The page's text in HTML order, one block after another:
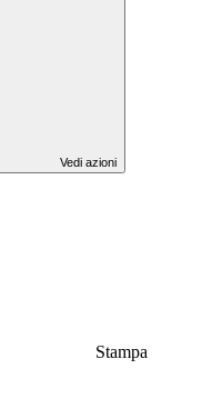
Vedi azioni
Stampa